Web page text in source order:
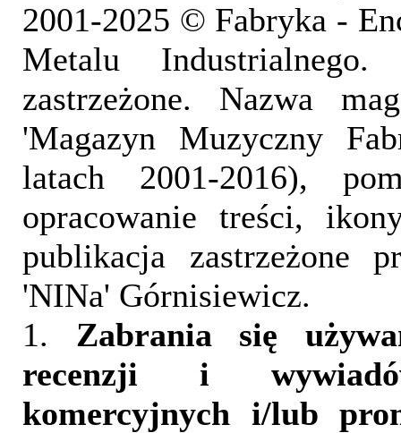
2001-2025 © Fabryka -
Metalu
zastrzeżone. Nazwa
'Magazyn Muzyczny
latach 2001-2016),
opracowanie treści,
publikacja zastrzeżone
'NINa' Górnisiewicz.
1. Zabrania się
recenzji i
komercyjnych i/lub